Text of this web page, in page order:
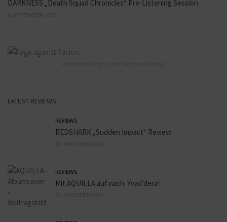
DARKNESS „Death Squad Chronicles“ Pre-Listening Session
LATEST REVIEWS
REVIEWS
REDSHARK „Sudden Impact“ Review
REVIEWS
Mit AQUILLA auf nach Yvad’dera!